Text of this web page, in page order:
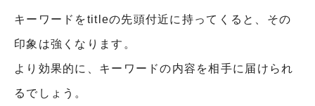
キーワードをtitleの先頭付近に持ってくると、その
印象は強くなります。
より効果的に、キーワードの内容を相手に届けられ
るでしょう。